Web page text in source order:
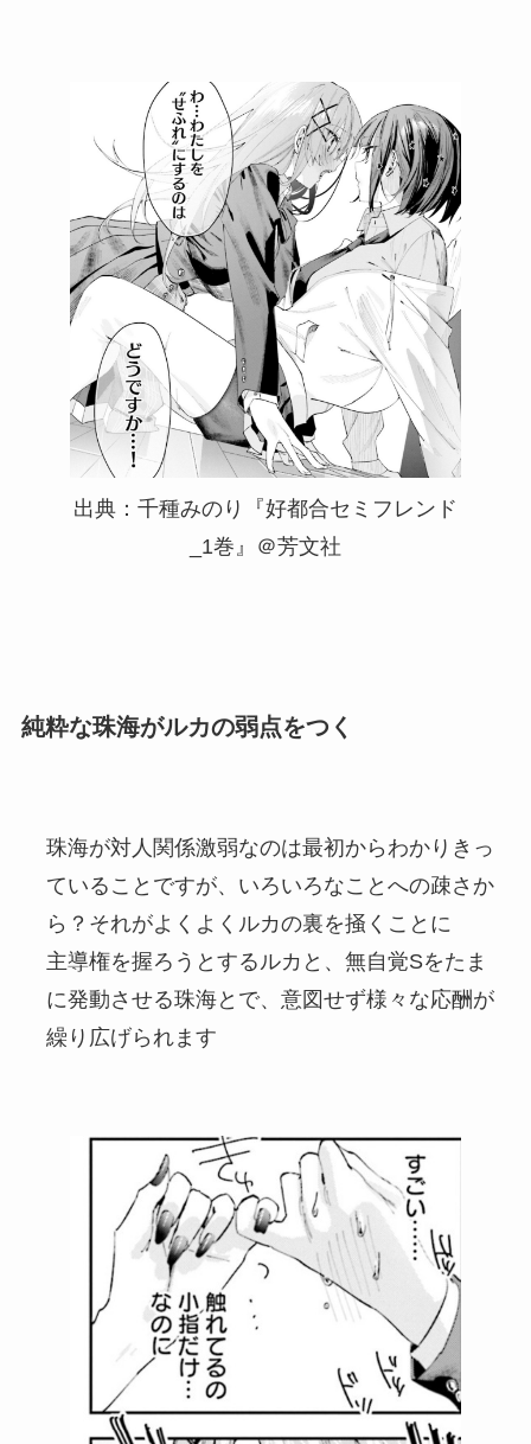
出典：千種みのり『好都合セミフレンド
_1巻』＠芳文社
純粋な珠海がルカの弱点をつく
珠海が対人関係激弱なのは最初からわかりきっ
ていることですが、いろいろなことへの疎さか
ら？それがよくよくルカの裏を掻くことに
主導権を握ろうとするルカと、無自覚Sをたま
に発動させる珠海とで、意図せず様々な応酬が
繰り広げられます